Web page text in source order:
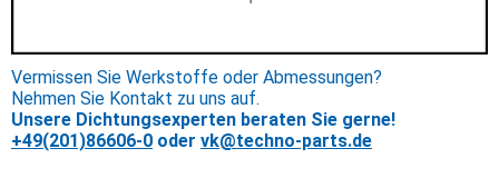
Vermissen Sie Werkstoffe oder Abmessungen?
Nehmen Sie Kontakt zu uns auf.
Unsere Dichtungsexperten beraten Sie gerne!
+49(201)86606-0 oder vk@techno-parts.de